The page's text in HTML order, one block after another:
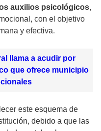
auxilios psicológicos,
con el objetivo
y efectiva.
llama a acudir por
que ofrece municipio
este esquema de
debido a que las